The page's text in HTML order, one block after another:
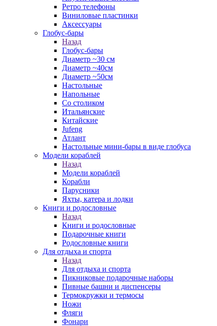
Ретро телефоны
Виниловые пластинки
Аксессуары
Глобус-бары
Назад
Глобус-бары
Диаметр ~30 см
Диаметр ~40см
Диаметр ~50см
Настольные
Напольные
Со столиком
Итальянские
Китайские
Jufeng
Атлант
Настольные мини-бары в виде глобуса
Модели кораблей
Назад
Модели кораблей
Корабли
Парусники
Яхты, катера и лодки
Книги и родословные
Назад
Книги и родословные
Подарочные книги
Родословные книги
Для отдыха и спорта
Назад
Для отдыха и спорта
Пикниковые подарочные наборы
Пивные башни и диспенсеры
Термокружки и термосы
Ножи
Фляги
Фонари